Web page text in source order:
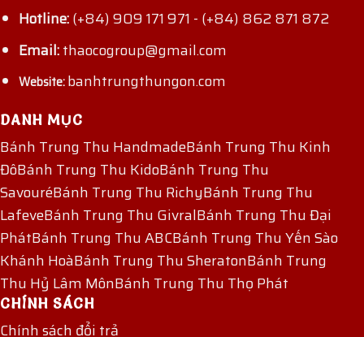
Hotline:(+84) 909 171 971 - (+84) 862 871 872
Email:thaocogroup@gmail.com
Website:banhtrungthungon.com
DANH MỤC
Bánh Trung Thu HandmadeBánh Trung Thu Kinh
ĐôBánh Trung Thu KidoBánh Trung Thu
SavouréBánh Trung Thu RichyBánh Trung Thu
LafeveBánh Trung Thu GivralBánh Trung Thu Đại
PhátBánh Trung Thu ABCBánh Trung Thu Yến Sào
Khánh HoàBánh Trung Thu SheratonBánh Trung
Thu Hỷ Lâm MônBánh Trung Thu Thọ Phát
CHÍNH SÁCH
Chính sách đổi trả